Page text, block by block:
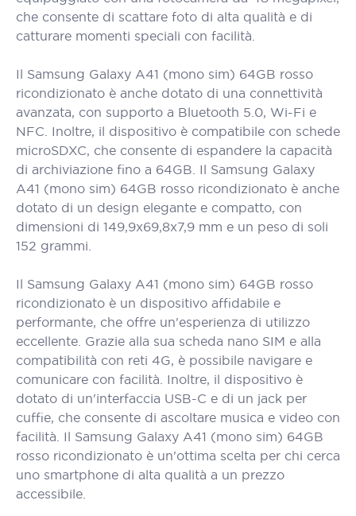
che consente di scattare foto di alta qualità e di
catturare momenti speciali con facilità.
Il Samsung Galaxy A41 (mono sim) 64GB rosso
ricondizionato è anche dotato di una connettività
avanzata, con supporto a Bluetooth 5.0, Wi-Fi e
NFC. Inoltre, il dispositivo è compatibile con schede
microSDXC, che consente di espandere la capacità
di archiviazione fino a 64GB. Il Samsung Galaxy
A41 (mono sim) 64GB rosso ricondizionato è anche
dotato di un design elegante e compatto, con
dimensioni di 149,9x69,8x7,9 mm e un peso di soli
152 grammi.
Il Samsung Galaxy A41 (mono sim) 64GB rosso
ricondizionato è un dispositivo affidabile e
performante, che offre un'esperienza di utilizzo
eccellente. Grazie alla sua scheda nano SIM e alla
compatibilità con reti 4G, è possibile navigare e
comunicare con facilità. Inoltre, il dispositivo è
dotato di un'interfaccia USB-C e di un jack per
cuffie, che consente di ascoltare musica e video con
facilità. Il Samsung Galaxy A41 (mono sim) 64GB
rosso ricondizionato è un'ottima scelta per chi cerca
uno smartphone di alta qualità a un prezzo
accessibile.